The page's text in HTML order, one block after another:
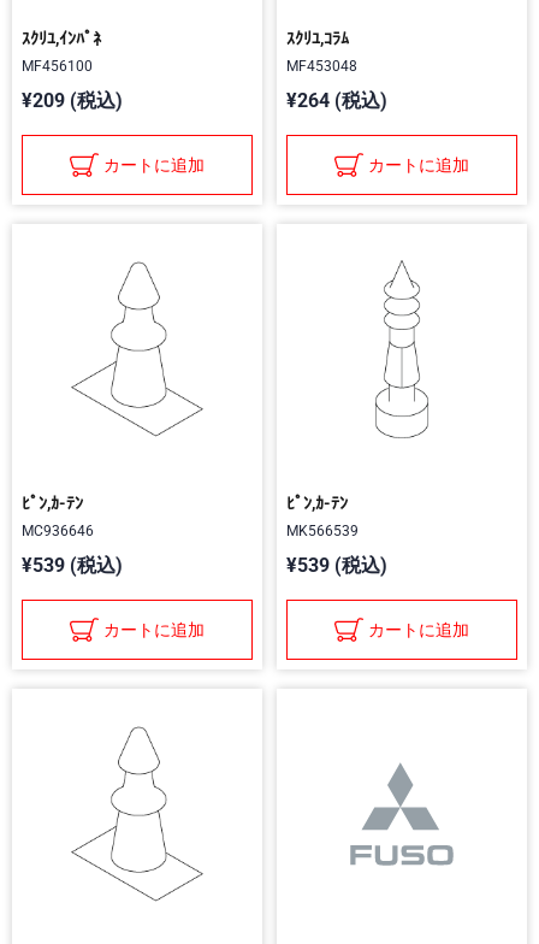
ｽｸﾘﾕ,ｲﾝﾊﾟﾈ
MF456100
¥209 (税込)
カートに追加
ｽｸﾘﾕ,ｺﾗﾑ
MF453048
¥264 (税込)
カートに追加
ﾋﾟﾝ,ｶ-ﾃﾝ
MC936646
¥539 (税込)
カートに追加
ﾋﾟﾝ,ｶ-ﾃﾝ
MK566539
¥539 (税込)
カートに追加